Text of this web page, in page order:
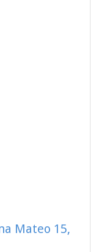
Mateo 15,